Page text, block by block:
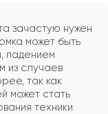
зачастую нужен
может быть
падением
из случаев
так как
может стать
техники.